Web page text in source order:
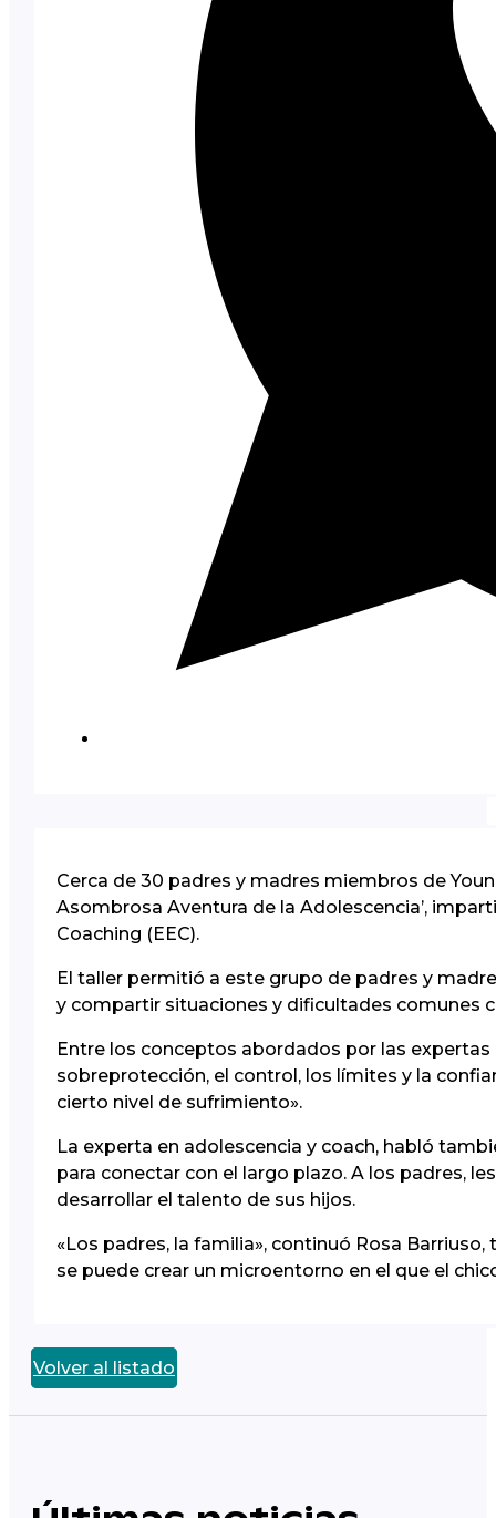
Cerca de 30 padres y madres miembros de
Asombrosa Aventura de la Adolescencia’,
Coaching (EEC).
El taller permitió a este grupo de padres y
y compartir situaciones y dificultades comunes
Entre los conceptos abordados por las
sobreprotección, el control, los límites y la
cierto nivel de sufrimiento».
La experta en adolescencia y coach, habló
para conectar con el largo plazo. A los padres,
desarrollar el talento de sus hijos.
«Los padres, la familia», continuó Rosa
se puede crear un microentorno en el que el
Volver al listado